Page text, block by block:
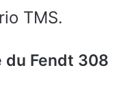
TMS.
du Fendt 308